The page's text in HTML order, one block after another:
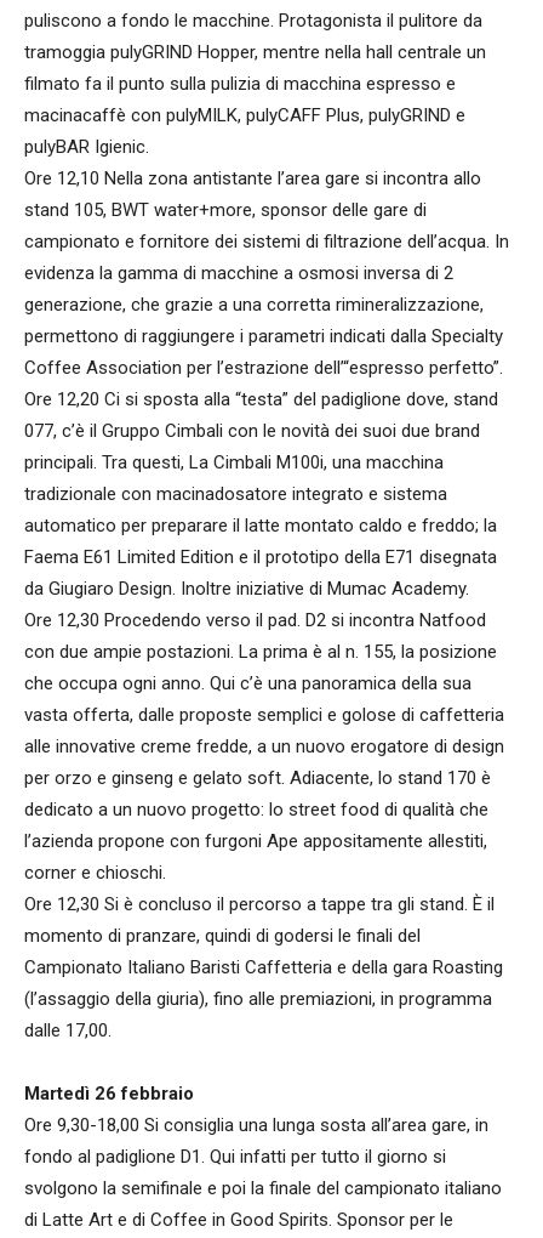
puliscono a fondo le macchine. Protagonista il pulitore da
tramoggia pulyGRIND Hopper, mentre nella hall centrale un
filmato fa il punto sulla pulizia di macchina espresso e
macinacaffè con pulyMILK, pulyCAFF Plus, pulyGRIND e
pulyBAR Igienic.
Ore 12,10 Nella zona antistante l’area gare si incontra allo
stand 105, BWT water+more, sponsor delle gare di
campionato e fornitore dei sistemi di filtrazione dell’acqua. In
evidenza la gamma di macchine a osmosi inversa di 2
generazione, che grazie a una corretta rimineralizzazione,
permettono di raggiungere i parametri indicati dalla Specialty
Coffee Association per l’estrazione dell’“espresso perfetto”.
Ore 12,20 Ci si sposta alla “testa” del padiglione dove, stand
077, c’è il Gruppo Cimbali con le novità dei suoi due brand
principali. Tra questi, La Cimbali M100i, una macchina
tradizionale con macinadosatore integrato e sistema
automatico per preparare il latte montato caldo e freddo; la
Faema E61 Limited Edition e il prototipo della E71 disegnata
da Giugiaro Design. Inoltre iniziative di Mumac Academy.
Ore 12,30 Procedendo verso il pad. D2 si incontra Natfood
con due ampie postazioni. La prima è al n. 155, la posizione
che occupa ogni anno. Qui c’è una panoramica della sua
vasta offerta, dalle proposte semplici e golose di caffetteria
alle innovative creme fredde, a un nuovo erogatore di design
per orzo e ginseng e gelato soft. Adiacente, lo stand 170 è
dedicato a un nuovo progetto: lo street food di qualità che
l’azienda propone con furgoni Ape appositamente allestiti,
corner e chioschi.
Ore 12,30 Si è concluso il percorso a tappe tra gli stand. È il
momento di pranzare, quindi di godersi le finali del
Campionato Italiano Baristi Caffetteria e della gara Roasting
(l’assaggio della giuria), fino alle premiazioni, in programma
dalle 17,00.
Martedì 26 febbraio
Ore 9,30-18,00 Si consiglia una lunga sosta all’area gare, in
fondo al padiglione D1. Qui infatti per tutto il giorno si
svolgono la semifinale e poi la finale del campionato italiano
di Latte Art e di Coffee in Good Spirits. Sponsor per le